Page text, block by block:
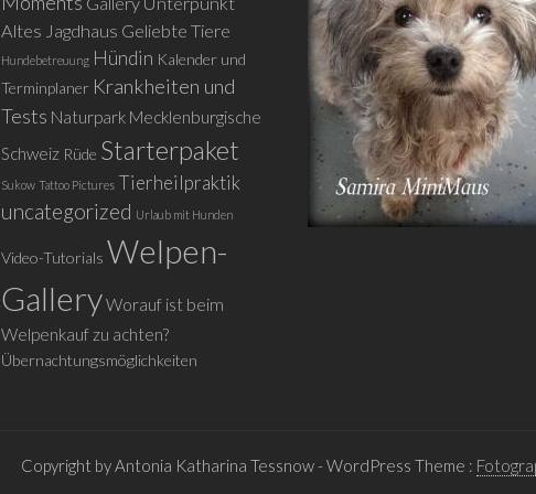
Altes Jagdhaus Geliebte Tiere
Hundebetreuung Hündin Kalender und
Terminplaner Krankheiten und
Tests Naturpark Mecklenburgische
Schweiz Rüde Starterpaket
Sukow Tattoo Pictures Tierheilpraktik
uncategorized Urlaub mit Hunden
Video-Tutorials Welpen-
GalleryWorauf ist beim
Welpenkauf zu achten?
Übernachtungsmöglichkeiten
Copyright by Antonia Katharina Tessnow- WordPress Theme :